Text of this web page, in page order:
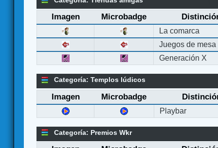
Imagen Microbadge
La comarca
Juegos de mesa
Generación X
Categoría: Templos lúdicos
Imagen Microbadge
Playbar
Categoría: Premios Wkr